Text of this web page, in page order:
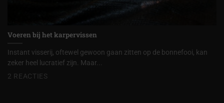
Voeren bij het karpervissen
Instant visserij, oftewel gewoon gaan zitten op de bonnefooi, kan
zeker heel lucratief zijn. Maar...
2 REACTIES